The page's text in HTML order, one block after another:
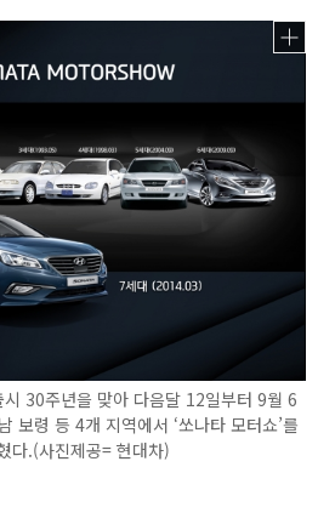
30주년을 맞아 다음달 12일부터 9월 6
보령 등 4개 지역에서 ‘쏘나타 모터쇼’를
다.(사진제공= 현대차)